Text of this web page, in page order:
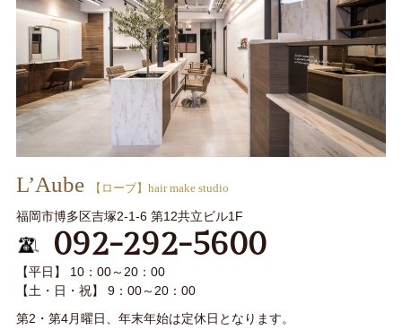
L’Aube 【ローブ】hair make studio
福岡市博多区吉塚2-1-6 第12共立ビル1F
092-292-5600
【平日】 10：00～20：00
【土・日・祝】 9：00～20：00
第2・第4月曜日、年末年始は定休日となります。